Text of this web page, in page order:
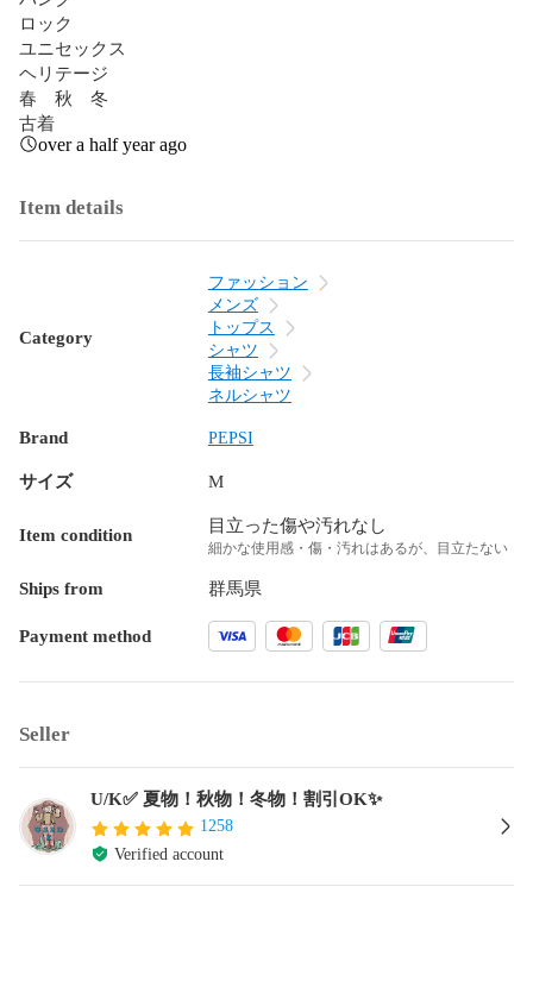
ロック
ユニセックス
ヘリテージ
春　秋　冬
古着
over a half year ago
Item details
Category
ファッション
メンズ
トップス
シャツ
長袖シャツ
ネルシャツ
Brand PEPSI
サイズ M
Item condition 目立った傷や汚れなし
細かな使用感・傷・汚れはあるが、目立たない
Ships from 群馬県
Payment method
Seller
U/K✅ 夏物！秋物！冬物！割引OK✨
1258
Verified account